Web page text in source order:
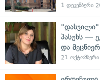
1 დეკემბერი
"დასჯილი"
პასუხს —
და
21